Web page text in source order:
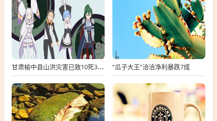
甘肃榆中县山洪灾害已致10死33失联 “瓜子大王”洽洽净利暴跌7成